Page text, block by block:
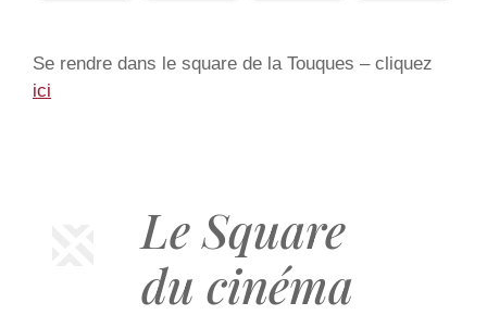
Se rendre dans le square de la Touques – cliquez
ici
Le Square
du cinéma